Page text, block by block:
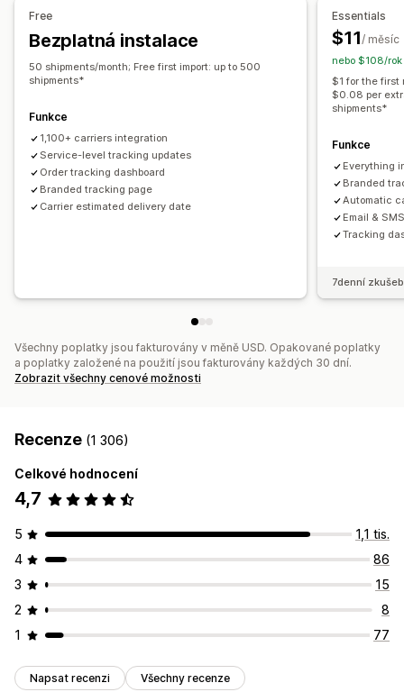
Notifikace
E-mail
Notifikace v reálném čase
Značková stránka pro sledování
E-mailová oznámení
Aktualizace objednávek
Free
Bezplatná instalace
50 shipments/month; Free first import: up to 500
shipments*
Funkce
1,100+ carriers integration
Service-level tracking updates
Order tracking dashboard
Branded tracking page
Carrier estimated delivery date
Essentials
$11/ měsíc
nebo $108/rok
$1 for the first
$0.08 per
shipments*
Funkce
Everything
Branded
Automatic
Email &
Tracking
7denní
Všechny poplatky jsou fakturovány v měně USD. Opakované poplatky
a poplatky založené na použití jsou fakturovány každých 30 dní.
Zobrazit všechny cenové možnosti
Recenze (1 306)
Celkové hodnocení
4,7
5
1,1 tis.
4
86
3
15
2
8
1
77
Napsat recenzi Všechny recenze